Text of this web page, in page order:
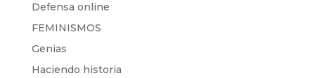
Defensa online
FEMINISMOS
Genias
Haciendo historia